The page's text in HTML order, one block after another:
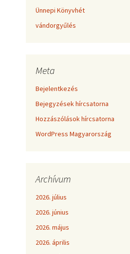
Ünnepi Könyvhét
vándorgyűlés
Meta
Bejelentkezés
Bejegyzések hírcsatorna
Hozzászólások hírcsatorna
WordPress Magyarország
Archívum
2026. július
2026. június
2026. május
2026. április